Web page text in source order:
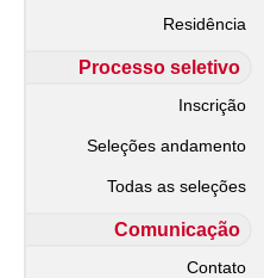
Residência
Processo seletivo
Inscrição
Seleções andamento
Todas as seleções
Comunicação
Contato